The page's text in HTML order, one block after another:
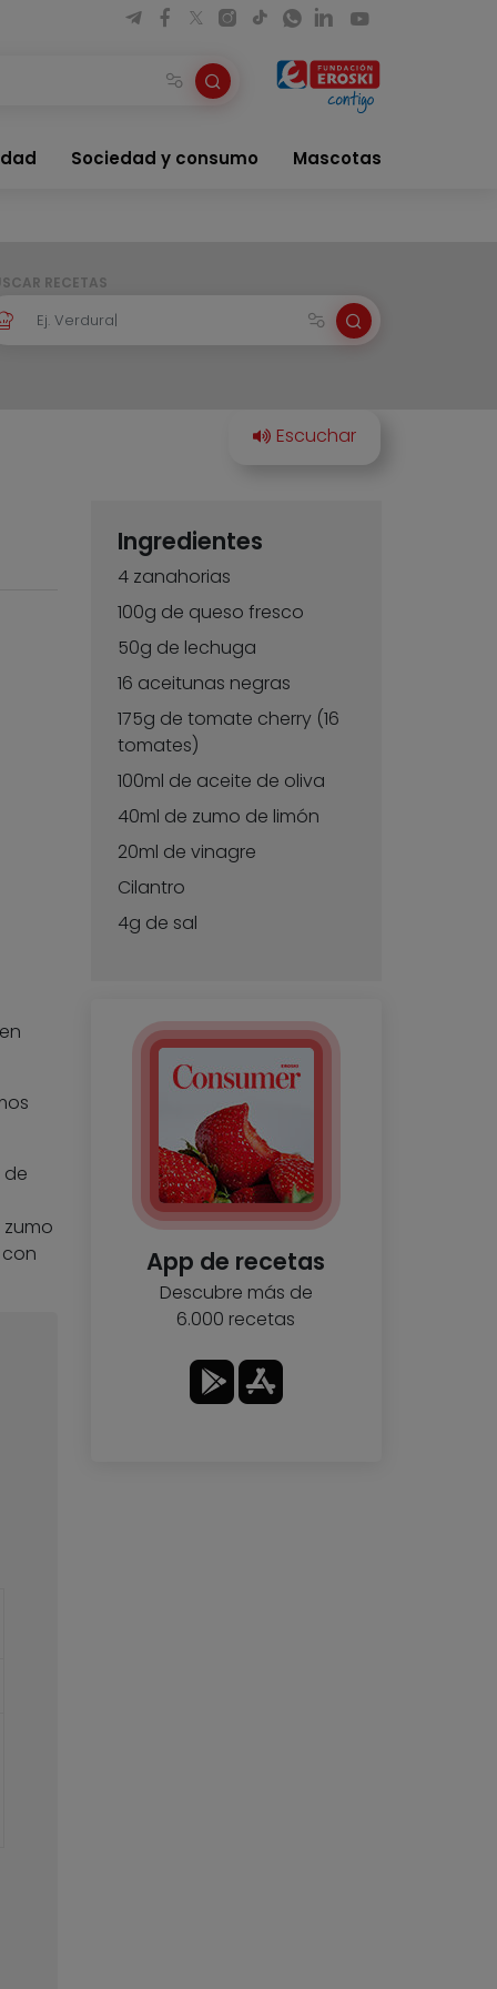
Sociedad y consumo Mascotas
RECETAS
de
Ingredientes
4 zanahorias
100g de queso fresco
50g de lechuga
16 aceitunas negras
175g de tomate cherry (16
tomates)
100ml de aceite de oliva
40ml de zumo de limón
20ml de vinagre
Cilantro
4g de sal
App de recetas
Descubre más de
6.000 recetas